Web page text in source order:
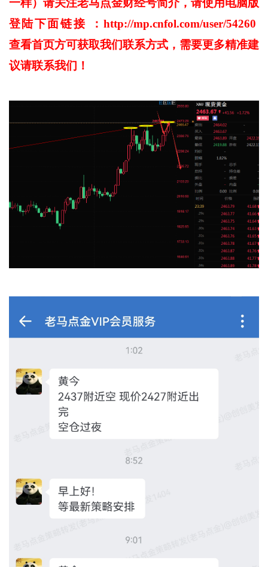
一样）请关注老马点金财经号简介，请使用电脑版
登陆下面链接 ：http://mp.cnfol.com/user/54260
查看首页方可获取我们联系方式， 需要更多精准建
议请联系我们 ！